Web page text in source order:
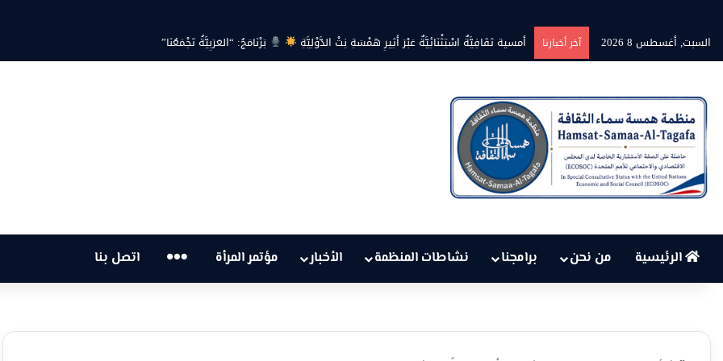
السبت, أغسطس 8 2026
آخر أخبارنا بين حرارة السماء وعجز البنية التحتية… هل أصبحت أزمة الكهرباء في تونس تهدد الحق في الحياة؟
الرئيسية من نحن برامجنا نشاطات المنظمة الأخبار مؤتمر المرأة … اتصل بنا